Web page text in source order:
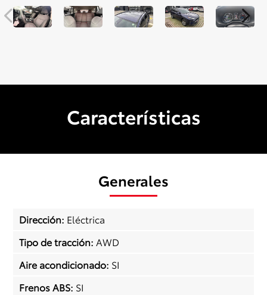
Características
Generales
Dirección: Eléctrica
Tipo de tracción:AWD
Aire acondicionado: SI
Frenos ABS: SI